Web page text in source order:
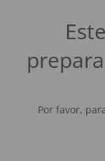
Por favor,